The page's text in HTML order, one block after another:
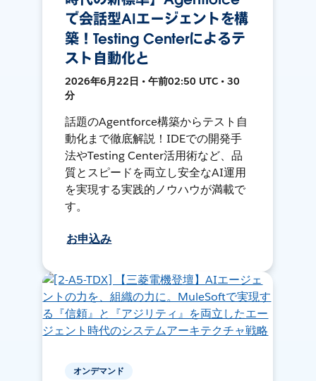
で会話型AIエージェントを構
築！Testing Centerによるテ
スト自動化と
2026年6月22日 • 午前02:50 UTC • 30
分
話題のAgentforce構築からテスト自
動化まで徹底解説！IDEでの開発手
法やTesting Center活用術など、品
質とスピードを両立し安全なAI運用
を実現する実践的ノウハウが満載で
す。
お申込み
オンデマンド